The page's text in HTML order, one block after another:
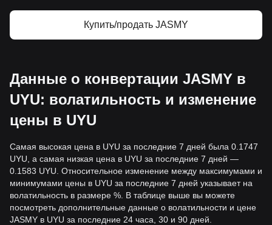
Купить/продать JASMY
Данные о конвертации JASMY в
UYU: волатильность и изменение
цены в UYU
Самая высокая цена в UYU за последние 7 дней была 0.1747
UYU, а самая низкая цена в UYU за последние 7 дней —
0.1583 UYU. Относительное изменение между максимумами и
минимумами цены в UYU за последние 7 дней указывает на
волатильность в размере %. В таблице выше вы можете
посмотреть дополнительные данные о волатильности и цене
JASMY в UYU за последние 24 часа, 30 и 90 дней.